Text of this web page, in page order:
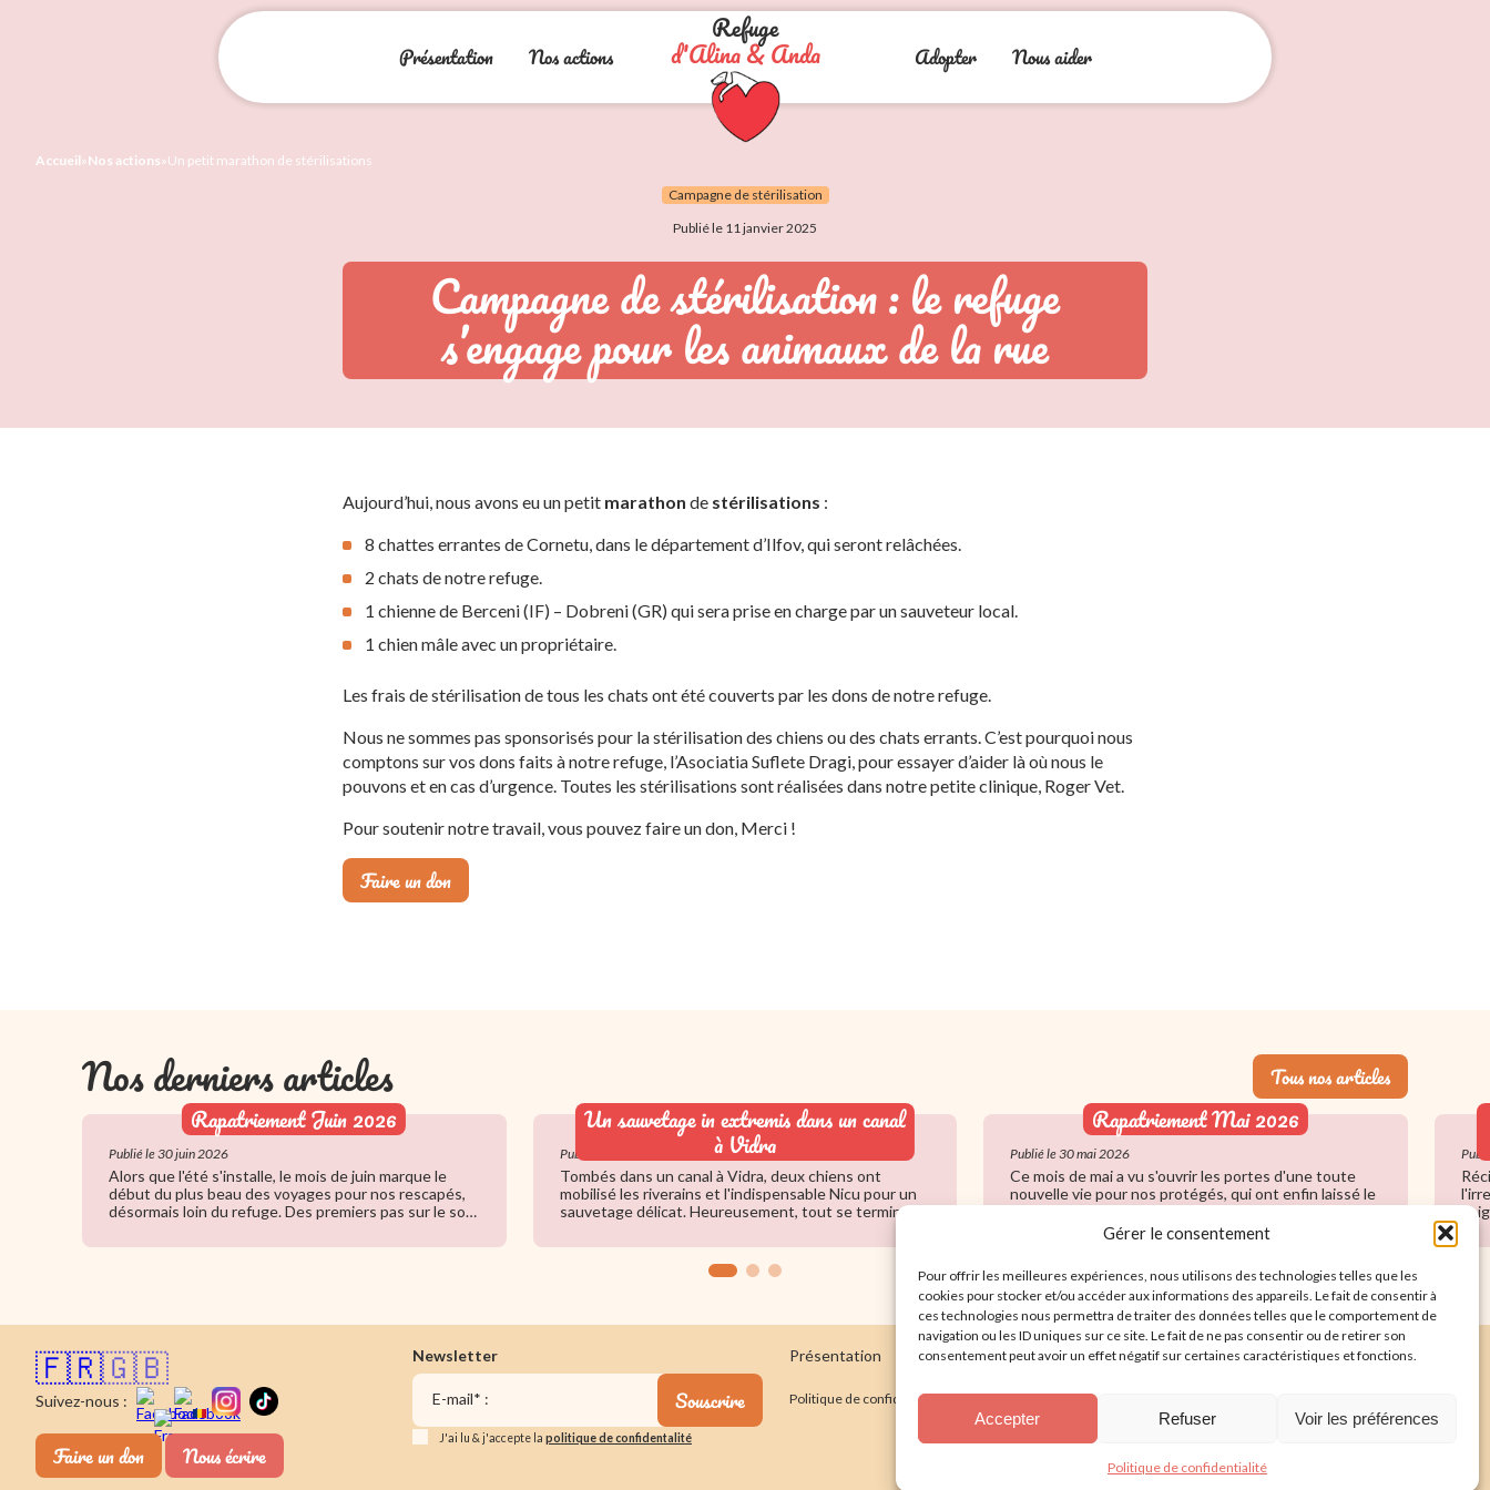
Gérer le consentement
Pour offrir les meilleures expériences, nous utilisons des technologies telles que les
cookies pour stocker et/ou accéder aux informations des appareils. Le fait de consentir à
ces technologies nous permettra de traiter des données telles que le comportement de
navigation ou les ID uniques sur ce site. Le fait de ne pas consentir ou de retirer son
consentement peut avoir un effet négatif sur certaines caractéristiques et fonctions.
Accepter Refuser Voir les préférences
Politique de confidentialité
Refuge
d'Alina & Anda
Présentation Nos actions Adopter Nous aider
Accueil»Nos actions»Un petit marathon de stérilisations
Campagne de stérilisation
Publié le 11 janvier 2025
Campagne de stérilisation : le refuge
s’engage pour les animaux de la rue
Aujourd’hui, nous avons eu un petit marathon de stérilisations :
8 chattes errantes de Cornetu, dans le département d’Ilfov, qui seront relâchées.
2 chats de notre refuge.
1 chienne de Berceni (IF) – Dobreni (GR) qui sera prise en charge par un sauveteur local.
1 chien mâle avec un propriétaire.
Les frais de stérilisation de tous les chats ont été couverts par les dons de notre refuge.
Nous ne sommes pas sponsorisés pour la stérilisation des chiens ou des chats errants. C’est pourquoi nous
comptons sur vos dons faits à notre refuge, l’Asociatia Suflete Dragi, pour essayer d’aider là où nous le
pouvons et en cas d’urgence. Toutes les stérilisations sont réalisées dans notre petite clinique, Roger Vet.
Pour soutenir notre travail, vous pouvez faire un don, Merci !
Faire un don
Nos derniers articles Tous nos articles
Rapatriement Juin 2026
Publié le 30 juin 2026
Alors que l'été s'installe, le mois de juin marque le
début du plus beau des voyages pour nos rescapés,
désormais loin du refuge. Des premiers pas sur le sol
d'émotion.
Un sauvetage in extremis dans un canal
à Vidra
Publié le 30 juin 2026
Tombés dans un canal à Vidra, deux chiens ont
mobilisé les riverains et l'indispensable Nicu pour un
sauvetage délicat. Heureusement, tout se termine
Rapatriement Mai 2026
Publié le 30 mai 2026
Ce mois de mai a vu s'ouvrir les portes d'une toute
nouvelle vie pour nos protégés, qui ont enfin laissé le
refuge derrière eux. Entre larmes de soulagement,
grands départs et précieux conseils pour une
🇫🇷🇬🇧
Suivez-nous :
Faire un don Nous écrire
Newsletter
E-mail* : Souscrire
J'ai lu & j'accepte la politique de confidentalité
Présentation Nos actions Nous aider Foire aux Questions
Politique de confidentialité Mentions légales